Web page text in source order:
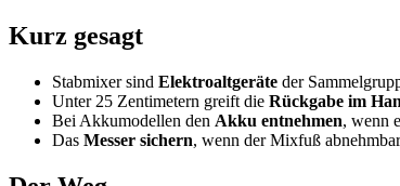
Kurz gesagt
Stabmixer sind Elektroaltgeräte der
Unter 25 Zentimetern greift die Rückgabe im
Bei Akkumodellen den Akku entnehmen, wenn
Das Messer sichern, wenn der Mixfuß